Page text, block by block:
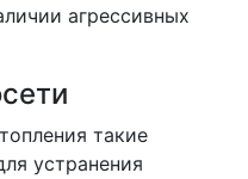
агрессивных
такие
устранения